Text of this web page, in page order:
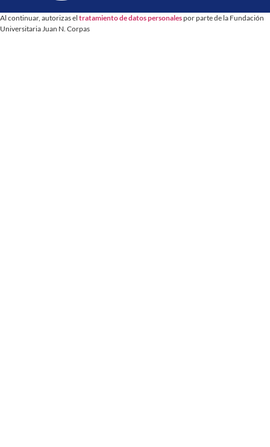
Al continuar, autorizas el tratamiento de datos personalespor parte de la Fundación
Universitaria Juan N. Corpas